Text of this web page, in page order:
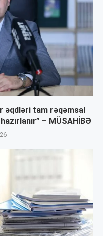
əqdləri tam rəqəmsal
– MÜSAHİBƏ